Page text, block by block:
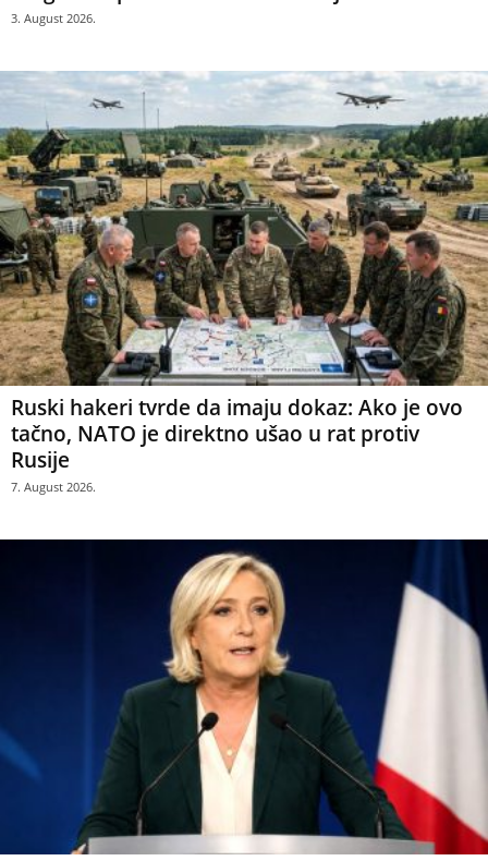
3. August 2026.
Ruski hakeri tvrde da imaju dokaz: Ako je ovo
tačno, NATO je direktno ušao u rat protiv
Rusije
7. August 2026.